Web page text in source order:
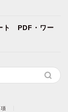
ト PDF・ワー